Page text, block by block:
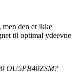
den er ikke
til optimal ydeevne
OU5PB40ZSM?